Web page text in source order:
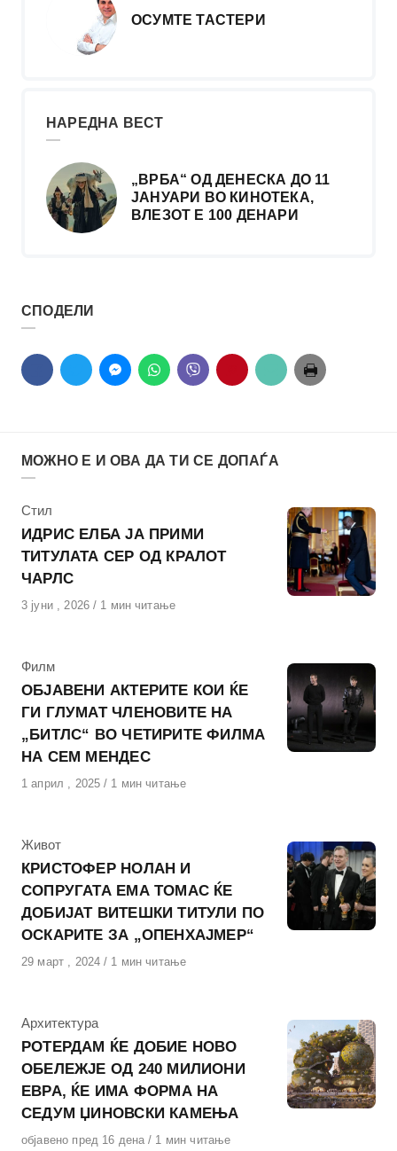
ОСУМТЕ ТАСТЕРИ
НАРЕДНА ВЕСТ
„ВРБА“ ОД ДЕНЕСКА ДО 11
ЈАНУАРИ ВО КИНОТЕКА,
ВЛЕЗОТ Е 100 ДЕНАРИ
СПОДЕЛИ
МОЖНО Е И ОВА ДА ТИ СЕ ДОПАЃА
КАтегорија
Стил
ИДРИС ЕЛБА ЈА ПРИМИ
ТИТУЛАТА СЕР ОД КРАЛОТ
ЧАРЛС
Објавено
3 јуни , 2026 1 мин читање
КАтегорија
Филм
ОБЈАВЕНИ АКТЕРИТЕ КОИ ЌЕ
ГИ ГЛУМАТ ЧЛЕНОВИТЕ НА
„БИТЛС“ ВО ЧЕТИРИТЕ ФИЛМА
НА СЕМ МЕНДЕС
Објавено
1 април , 2025 1 мин читање
КАтегорија
Живот
КРИСТОФЕР НОЛАН И
СОПРУГАТА ЕМА ТОМАС ЌЕ
ДОБИЈАТ ВИТЕШКИ ТИТУЛИ ПО
ОСКАРИТЕ ЗА „ОПЕНХАЈМЕР“
Објавено
29 март , 2024 1 мин читање
КАтегорија
Архитектура
РОТЕРДАМ ЌЕ ДОБИЕ НОВО
ОБЕЛЕЖЈЕ ОД 240 МИЛИОНИ
ЕВРА, ЌЕ ИМА ФОРМА НА
СЕДУМ ЏИНОВСКИ КАМЕЊА
Објавено
објавено пред 16 дена 1 мин читање